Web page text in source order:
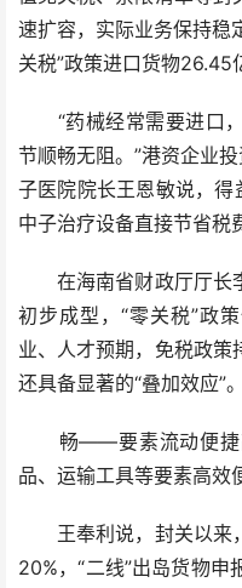
速扩容，实际业务保持稳
关税”政策进口货物26.45
“药械经常需要进口，
节顺畅无阻。”港资企业
子医院院长王恩敏说，得
中子治疗设备直接节省税
在海南省财政厅厅长
初步成型，“零关税”政
业、人才预期，免税政策
还具备显著的“叠加效应”。
畅——要素流动便捷高
品、运输工具等要素高效
王奉利说，封关以来
20%，“二线”出岛货物